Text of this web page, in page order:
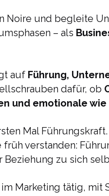
Noire und begleite
– als
auf Führung,
dafür, ob
und emotionale
Mal
früh verstanden:
Beziehung zu sich
Marketing tätig,